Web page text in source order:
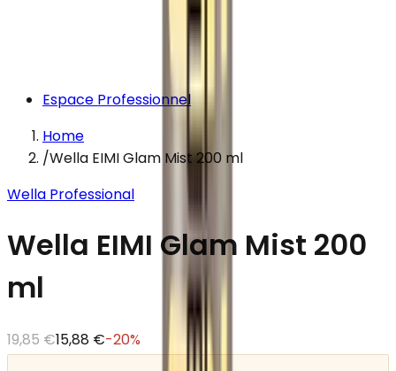
Espace Professionnel
Home
/Wella EIMI Glam Mist 200 ml
Wella Professional
Wella EIMI Glam Mist 200
ml
19,85 €15,88 €-20%